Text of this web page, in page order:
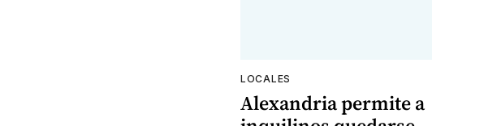
LOCALES
Alexandria permite a